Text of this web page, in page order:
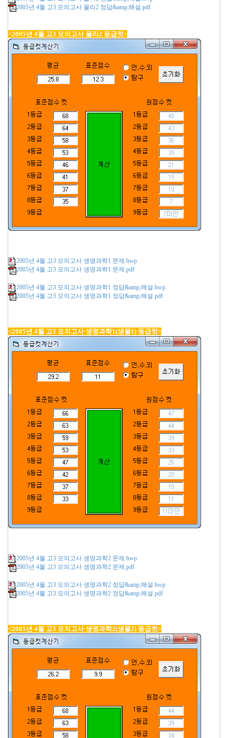
2005년 4월 고3 모의고사 물리2 정답&amp;해설.pdf
<2005년 4월 고3 모의고사 물리2 등급컷>
2005년 4월 고3 모의고사 생명과학1 문제.hwp
2005년 4월 고3 모의고사 생명과학1 문제.pdf
2005년 4월 고3 모의고사 생명과학1 정답&amp;해설.hwp
2005년 4월 고3 모의고사 생명과학1 정답&amp;해설.pdf
<2005년 4월 고3 모의고사 생명과학1(생물1) 등급컷>
2005년 4월 고3 모의고사 생명과학2 문제.hwp
2005년 4월 고3 모의고사 생명과학2 문제.pdf
2005년 4월 고3 모의고사 생명과학2 정답&amp;해설.hwp
2005년 4월 고3 모의고사 생명과학2 정답&amp;해설.pdf
<2005년 4월 고3 모의고사 생명과학2(생물2) 등급컷>